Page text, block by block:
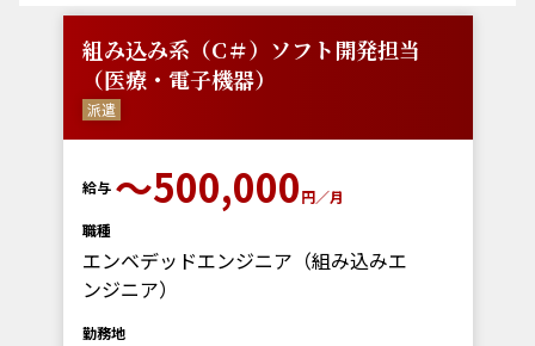
組み込み系（C＃）ソフト開発担当
（医療・電子機器）
派遣
給与 〜500,000円／月
職種
エンベデッドエンジニア（組み込みエ
ンジニア）
勤務地